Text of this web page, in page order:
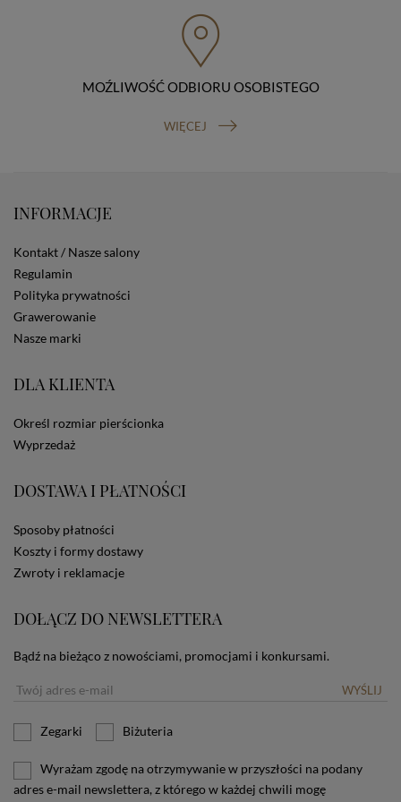
organu nadzorczego (Prezesa Urzędu Ochrony Danych
Osobowych, ul. Stawki 2, 00-193 Warszawa) oraz
prawo do cofnięcia zgody na przetwarzanie danych
osobowych (masz prawo cofnięcia zgody na
przetwarzanie danych w dowolnym momencie;
przetwarzania, którego dokonano na podstawie Twojej
zgody przed jej cofnięciem). W celu wykonania swoich
nie podasz danych, nie będziesz mógł przeglądać
zawartości naszej strony
Zautomatyzowane podejmowanie decyzji
Na stronie Sklepu są wykorzystywane pliki cookies.
Stosowane są one w celach zapewnienia maksymalnej
wygody wszystkich użytkowników (w tym Kupujących)
przy korzystaniu ze Sklepu (zapamiętywanie
preferencji i ustawień na stronie, zbieranie
anonimowych danych dla celów reklamowych i
portale społecznościowe, np. Facebook). Korzystanie
dotyczących cookies oznacza, że będą one
zamieszczane w urządzeniu końcowym każdego
użytkownika. Jeżeli użytkownik nie wyraża zgody na
ustawienia swojej przeglądarki.
informacji o plikach cookies.
MOŹLIWOŚĆ ODBIORU OSOBISTEGO
WIĘCEJ
INFORMACJE
Kontakt / Nasze salony
Regulamin
Polityka prywatności
Grawerowanie
Nasze marki
DLA KLIENTA
Określ rozmiar pierścionka
Wyprzedaż
DOSTAWA I PŁATNOŚCI
Sposoby płatności
Koszty i formy dostawy
Zwroty i reklamacje
DOŁĄCZ DO NEWSLETTERA
Bądź na bieżąco z nowościami, promocjami i konkursami.
WYŚLIJ
Zegarki Biżuteria
Wyrażam zgodę na otrzymywanie w przyszłości na podany
adres e-mail newslettera, z którego w każdej chwili mogę